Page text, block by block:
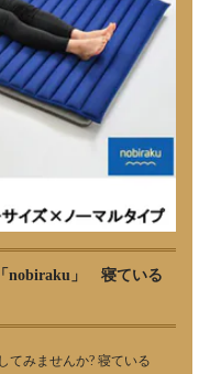
nobiraku」 寝ている
てみませんか? 寝ている